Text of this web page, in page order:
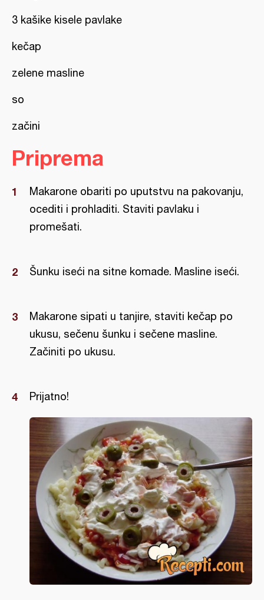
3 kašike kisele pavlake
kečap
zelene masline
so
začini
Priprema
Makarone obariti po uputstvu na pakovanju,
ocediti i prohladiti. Staviti pavlaku i
promešati.
Šunku iseći na sitne komade. Masline iseći.
Makarone sipati u tanjire, staviti kečap po
ukusu, sečenu šunku i sečene masline.
Začiniti po ukusu.
Prijatno!